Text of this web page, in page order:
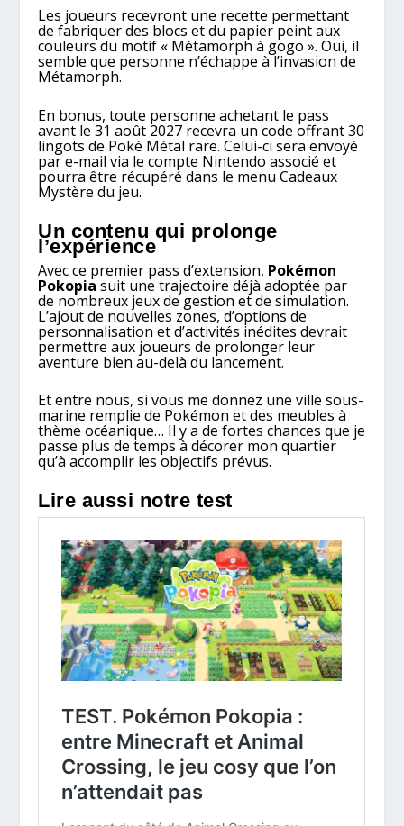
Les joueurs recevront une recette permettant
de fabriquer des blocs et du papier peint aux
couleurs du motif « Métamorph à gogo ». Oui, il
semble que personne n’échappe à l’invasion de
Métamorph.
En bonus, toute personne achetant le pass
avant le 31 août 2027 recevra un code offrant 30
lingots de Poké Métal rare. Celui-ci sera envoyé
par e-mail via le compte Nintendo associé et
pourra être récupéré dans le menu Cadeaux
Mystère du jeu.
Un contenu qui prolonge
l’expérience
Avec ce premier pass d’extension, Pokémon
Pokopia suit une trajectoire déjà adoptée par
de nombreux jeux de gestion et de simulation.
L’ajout de nouvelles zones, d’options de
personnalisation et d’activités inédites devrait
permettre aux joueurs de prolonger leur
aventure bien au-delà du lancement.
Et entre nous, si vous me donnez une ville sous-
marine remplie de Pokémon et des meubles à
thème océanique… Il y a de fortes chances que je
passe plus de temps à décorer mon quartier
qu’à accomplir les objectifs prévus.
Lire aussi notre test